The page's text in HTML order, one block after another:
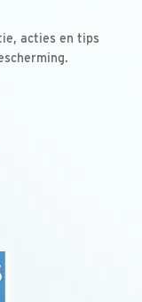
acties en tips